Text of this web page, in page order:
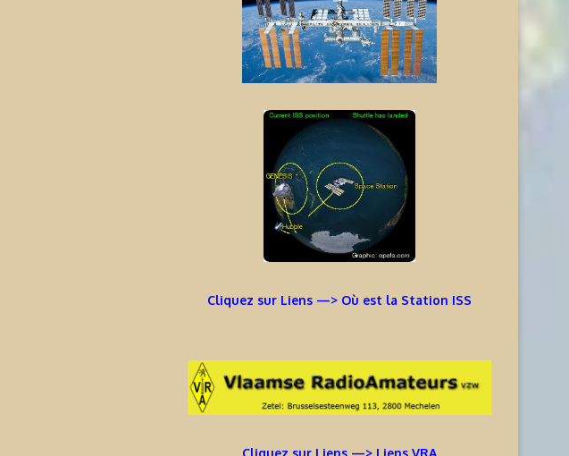
Cliquez sur Liens —> Où est la Station ISS